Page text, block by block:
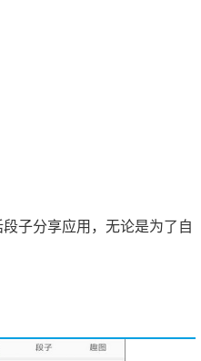
子分享应用，无论是为了自